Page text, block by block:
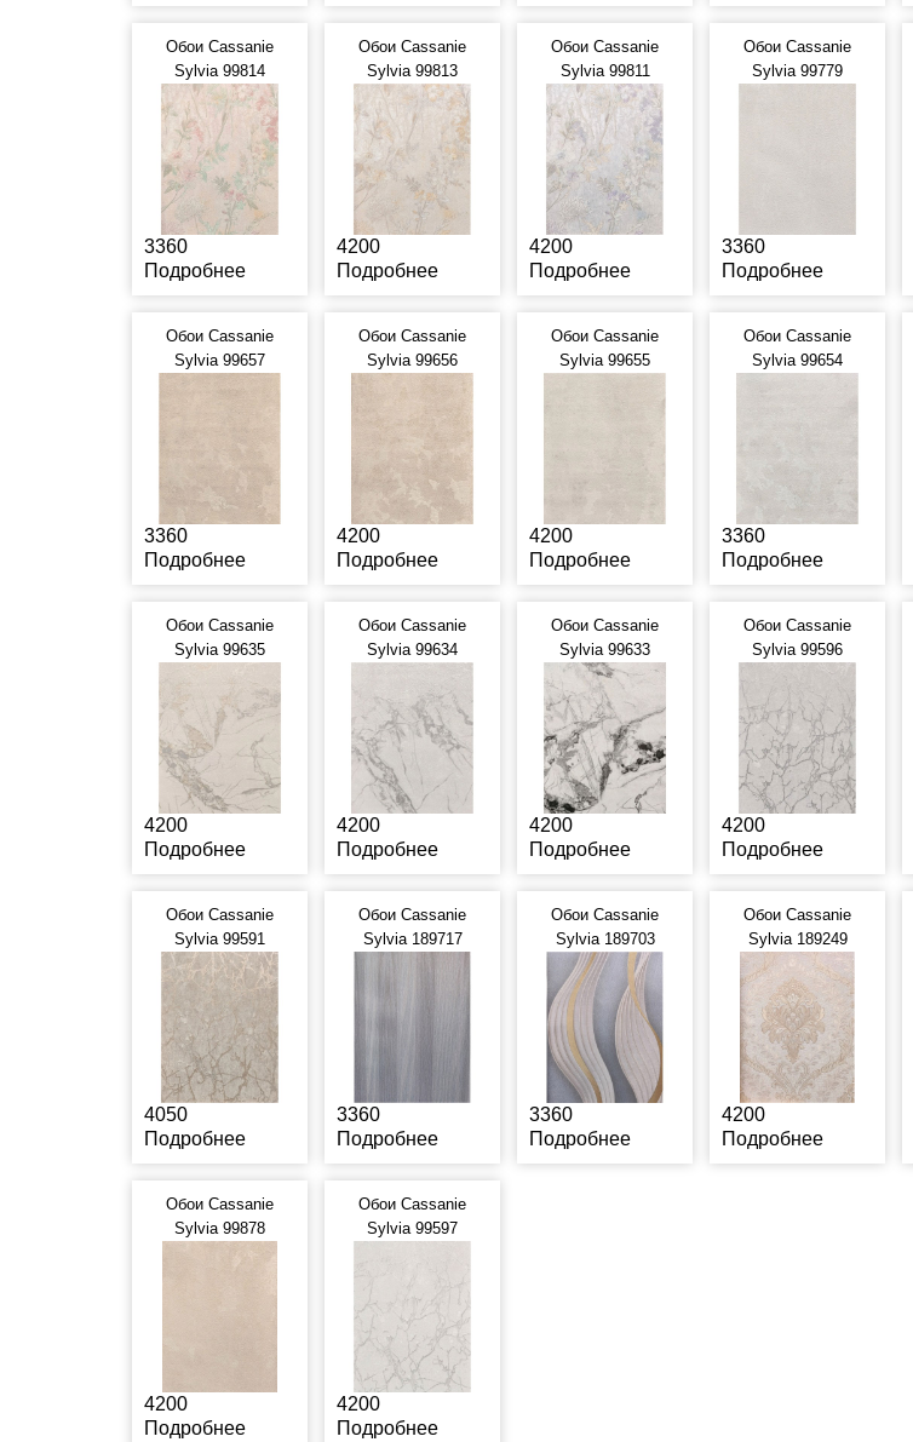
Обои Cassanie
Sylvia 99814
3360
Подробнее
Обои Cassanie
Sylvia 99813
4200
Подробнее
Обои Cassanie
Sylvia 99811
4200
Подробнее
Обои Cassanie
Sylvia 99779
3360
Подробнее
Обои Cassanie
Sylvia 99657
3360
Подробнее
Обои Cassanie
Sylvia 99656
4200
Подробнее
Обои Cassanie
Sylvia 99655
4200
Подробнее
Обои Cassanie
Sylvia 99654
3360
Подробнее
Обои Cassanie
Sylvia 99635
4200
Подробнее
Обои Cassanie
Sylvia 99634
4200
Подробнее
Обои Cassanie
Sylvia 99633
4200
Подробнее
Обои Cassanie
Sylvia 99596
4200
Подробнее
Обои Cassanie
Sylvia 99591
4050
Подробнее
Обои Cassanie
Sylvia 189717
3360
Подробнее
Обои Cassanie
Sylvia 189703
3360
Подробнее
Обои Cassanie
Sylvia 189249
4200
Подробнее
Обои Cassanie
Sylvia 99878
4200
Подробнее
Обои Cassanie
Sylvia 99597
4200
Подробнее